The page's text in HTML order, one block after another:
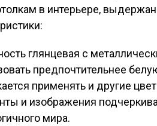
в интерьере,
глянцевая с
предпочтительнее
применять и другие
и изображения
мира.